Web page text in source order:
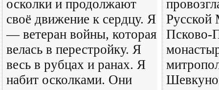
осколки и продолжают
своё движение к сердцу. Я
— ветеран войны, которая
велась в перестройку. Я
весь в рубцах и ранах. Я
набит осколками. Они
Псково-